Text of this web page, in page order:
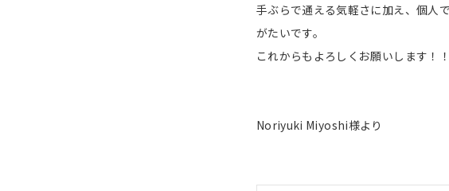
手ぶらで通える気軽さに加え、個人
がたいです。
これからもよろしくお願いします！！
Noriyuki Miyoshi様より